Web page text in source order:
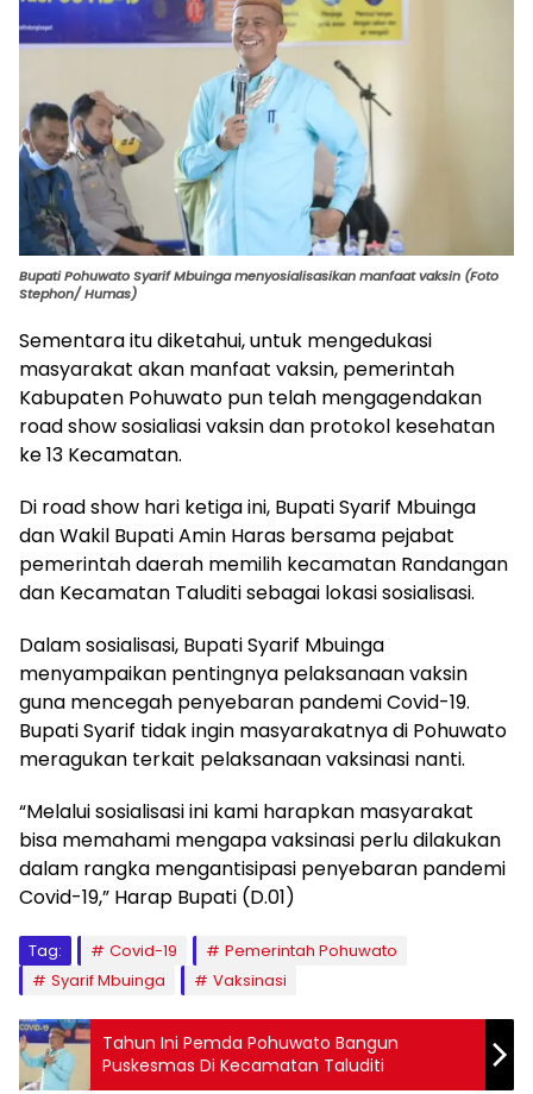
Bupati Pohuwato Syarif Mbuinga menyosialisasikan manfaat vaksin (Foto
Stephon/ Humas)
Sementara itu diketahui, untuk mengedukasi
masyarakat akan manfaat vaksin, pemerintah
Kabupaten Pohuwato pun telah mengagendakan
road show sosialiasi vaksin dan protokol kesehatan
ke 13 Kecamatan.
Di road show hari ketiga ini, Bupati Syarif Mbuinga
dan Wakil Bupati Amin Haras bersama pejabat
pemerintah daerah memilih kecamatan Randangan
dan Kecamatan Taluditi sebagai lokasi sosialisasi.
Dalam sosialisasi, Bupati Syarif Mbuinga
menyampaikan pentingnya pelaksanaan vaksin
guna mencegah penyebaran pandemi Covid-19.
Bupati Syarif tidak ingin masyarakatnya di Pohuwato
meragukan terkait pelaksanaan vaksinasi nanti.
“Melalui sosialisasi ini kami harapkan masyarakat
bisa memahami mengapa vaksinasi perlu dilakukan
dalam rangka mengantisipasi penyebaran pandemi
Covid-19,” Harap Bupati (D.01)
Tag: Covid-19
Pemerintah Pohuwato
Syarif Mbuinga
Vaksinasi
Tahun Ini Pemda Pohuwato Bangun
Puskesmas Di Kecamatan Taluditi